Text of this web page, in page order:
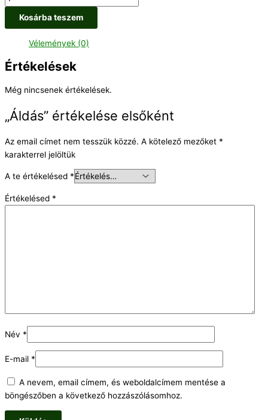
Kosárba teszem
Vélemények (0)
Értékelések
Még nincsenek értékelések.
„Áldás” értékelése elsőként
Az email címet nem tesszük közzé. A kötelező mezőket *
karakterrel jelöltük
A te értékelésed *
Értékelésed *
Név *
E-mail *
A nevem, email címem, és weboldalcímem mentése a
böngészőben a következő hozzászólásomhoz.